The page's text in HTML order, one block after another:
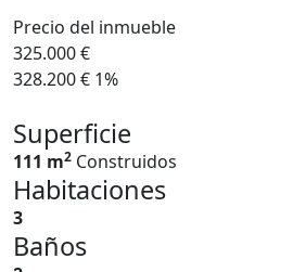
Precio del inmueble
325.000 €
328.200 € 1%
Superficie
111 m2 Construidos
Habitaciones
3
Baños